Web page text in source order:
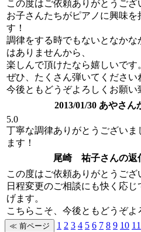
この度はご依頼ありがとうござ
お子さんたちがピアノに興味
す！
調律をする時でもないとなかな
はありませんから、
楽しんで頂けたなら嬉しいです
ぜひ、たくさん弾いてください
今後ともどうぞよろしくお願い
2013/01/30 あやさ
5.0
丁寧な調律ありがとうござい
ます！
尾崎 祐子さんの返
この度はご依頼ありがとうござ
日程変更のご相談にも快く応
げます。
こちらこそ、今後ともどうぞよ
1 2 3 4 5 6 7 8 9 10 11